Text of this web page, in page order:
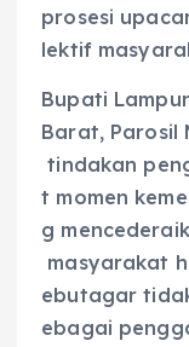
prosesi
lektif
Bupati
Barat, Parosil
tindakan
t momen
g
masyarakat
ebutagar
ebagai